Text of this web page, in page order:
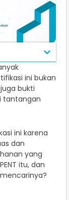
ini bukan
bukti
tantangan
ini karena
dan
yang
itu, dan